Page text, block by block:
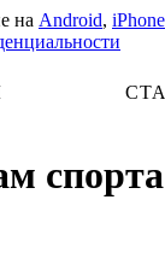
на Android, iPhone
спорта